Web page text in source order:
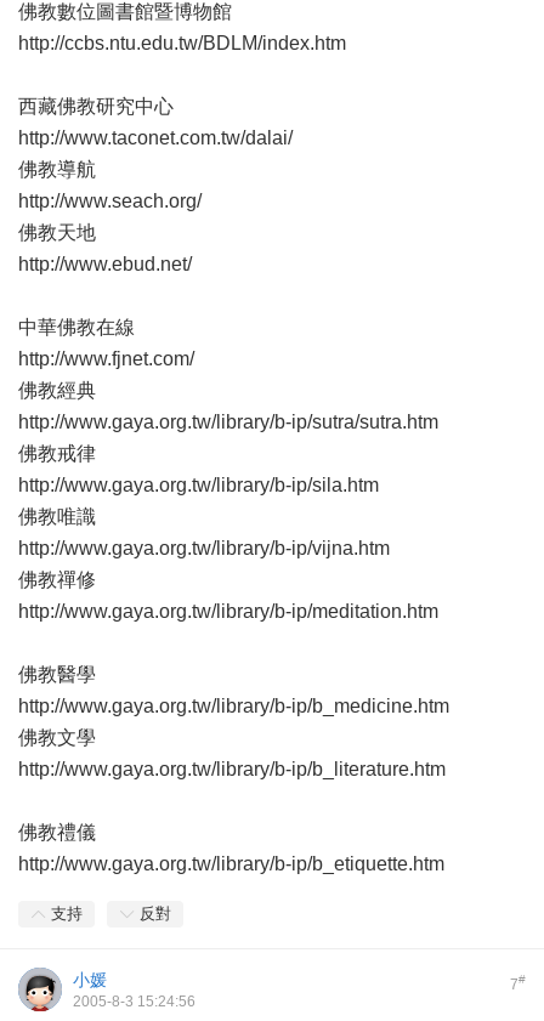
佛教數位圖書館暨博物館
http://ccbs.ntu.edu.tw/BDLM/index.htm
西藏佛教研究中心
http://www.taconet.com.tw/dalai/
佛教導航
http://www.seach.org/
佛教天地
http://www.ebud.net/
中華佛教在線
http://www.fjnet.com/
佛教經典
http://www.gaya.org.tw/library/b-ip/sutra/sutra.htm
佛教戒律
http://www.gaya.org.tw/library/b-ip/sila.htm
佛教唯識
http://www.gaya.org.tw/library/b-ip/vijna.htm
佛教禪修
http://www.gaya.org.tw/library/b-ip/meditation.htm
佛教醫學
http://www.gaya.org.tw/library/b-ip/b_medicine.htm
佛教文學
http://www.gaya.org.tw/library/b-ip/b_literature.htm
佛教禮儀
http://www.gaya.org.tw/library/b-ip/b_etiquette.htm
支持 反對
7#
小媛
2005-8-3 15:24:56